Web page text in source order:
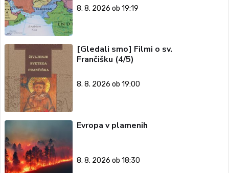
8. 8. 2026 ob 19:19
[Gledali smo] Filmi o sv.
Frančišku (4/5)
8. 8. 2026 ob 19:00
Evropa v plamenih
8. 8. 2026 ob 18:30